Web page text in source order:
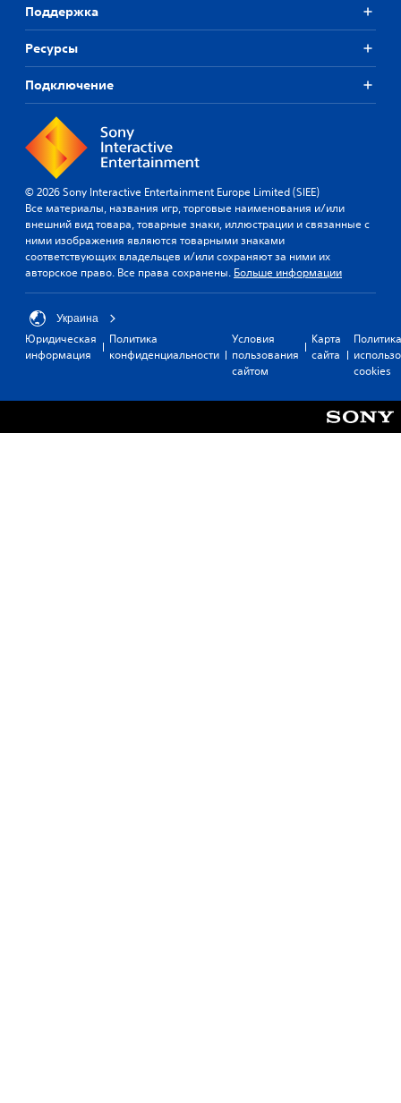
Поддержка
Ресурсы
Подключение
© 2026 Sony Interactive Entertainment Europe Limited (SIEE)
Все материалы, названия игр, торговые наименования и/или
внешний вид товара, товарные знаки, иллюстрации и связанные с
ними изображения являются товарными знаками
соответствующих владельцев и/или сохраняют за ними их
авторское право. Все права сохранены. Больше информации
Украина
Юридическая
информация
Политика
конфиденциальности
Условия
пользования
сайтом
Карта
сайта
Политика
cookies